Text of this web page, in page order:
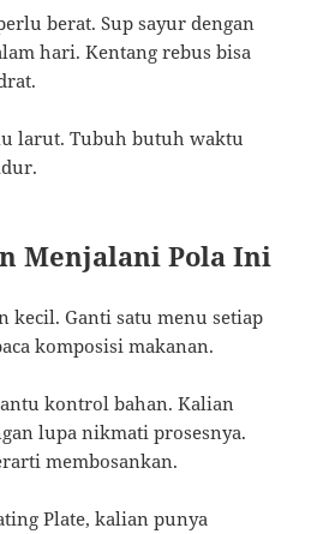
berat. Sup sayur dengan
hari. Kentang rebus bisa
larut. Tubuh butuh waktu
Menjalani Pola Ini
kecil. Ganti satu menu setiap
komposisi makanan.
kontrol bahan. Kalian
lupa nikmati prosesnya.
membosankan.
Plate, kalian punya